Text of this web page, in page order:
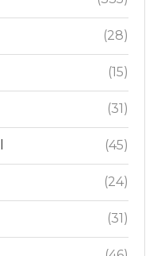
(28)
(15)
(31)
(45)
(24)
(31)